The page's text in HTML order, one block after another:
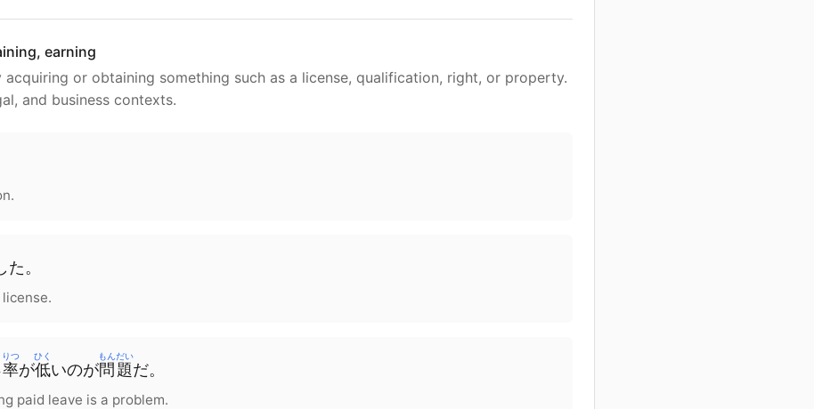
earning
or obtaining something such as a license, qualification, right, or property.
and business contexts.
た。
率
りつ
が低
ひく
いのが問題
もんだい
だ。
paid leave is a problem.